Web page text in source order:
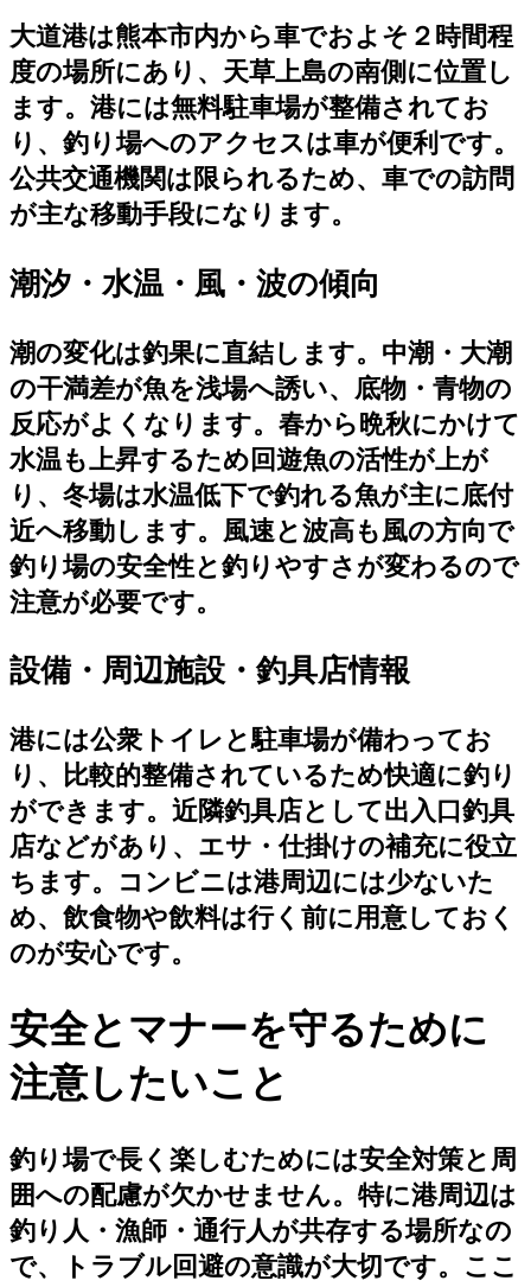
大道港は熊本市内から車でおよそ２時間程
度の場所にあり、天草上島の南側に位置し
ます。港には無料駐車場が整備されてお
り、釣り場へのアクセスは車が便利です。
公共交通機関は限られるため、車での訪問
が主な移動手段になります。
潮汐・水温・風・波の傾向
潮の変化は釣果に直結します。中潮・大潮
の干満差が魚を浅場へ誘い、底物・青物の
反応がよくなります。春から晩秋にかけて
水温も上昇するため回遊魚の活性が上が
り、冬場は水温低下で釣れる魚が主に底付
近へ移動します。風速と波高も風の方向で
釣り場の安全性と釣りやすさが変わるので
注意が必要です。
設備・周辺施設・釣具店情報
港には公衆トイレと駐車場が備わってお
り、比較的整備されているため快適に釣り
ができます。近隣釣具店として出入口釣具
店などがあり、エサ・仕掛けの補充に役立
ちます。コンビニは港周辺には少ないた
め、飲食物や飲料は行く前に用意しておく
のが安心です。
安全とマナーを守るために
注意したいこと
釣り場で長く楽しむためには安全対策と周
囲への配慮が欠かせません。特に港周辺は
釣り人・漁師・通行人が共存する場所なの
で、トラブル回避の意識が大切です。ここ